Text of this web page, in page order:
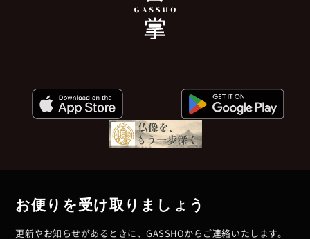
お便りを受け取りましょう
更新やお知らせがあるときに、GASSHOからご連絡いたします。